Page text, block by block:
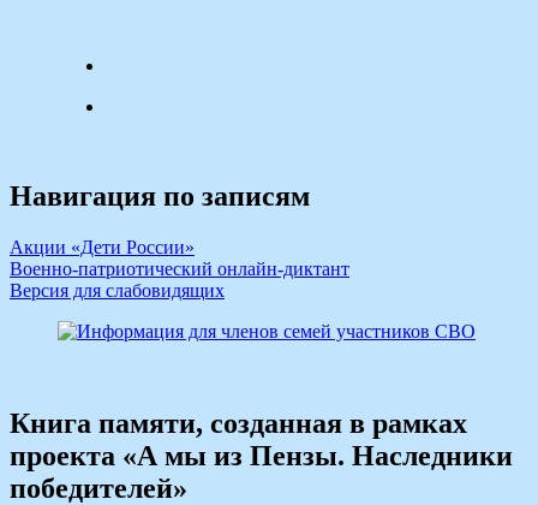
Навигация по записям
Акции «Дети России»
Военно-патриотический онлайн-диктант
Версия для слабовидящих
Книга памяти, созданная в рамках
проекта «А мы из Пензы. Наследники
победителей»